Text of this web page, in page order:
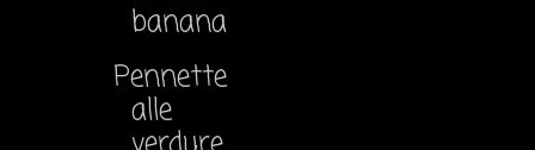
banana
Pennette
alle